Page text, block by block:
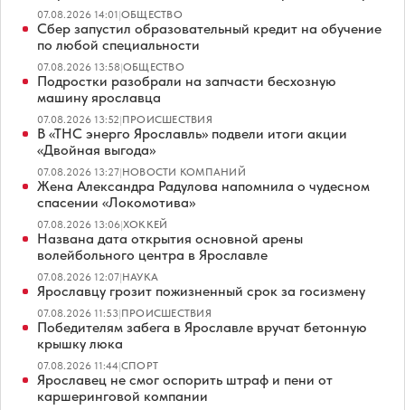
07.08.2026 14:01|ОБЩЕСТВО
Сбер запустил образовательный кредит на обучение
по любой специальности
07.08.2026 13:58|ОБЩЕСТВО
Подростки разобрали на запчасти бесхозную
машину ярославца
07.08.2026 13:52|ПРОИСШЕСТВИЯ
В «ТНС энерго Ярославль» подвели итоги акции
«Двойная выгода»
07.08.2026 13:27|НОВОСТИ КОМПАНИЙ
Жена Александра Радулова напомнила о чудесном
спасении «Локомотива»
07.08.2026 13:06|ХОККЕЙ
Названа дата открытия основной арены
волейбольного центра в Ярославле
07.08.2026 12:07|НАУКА
Ярославцу грозит пожизненный срок за госизмену
07.08.2026 11:53|ПРОИСШЕСТВИЯ
Победителям забега в Ярославле вручат бетонную
крышку люка
07.08.2026 11:44|СПОРТ
Ярославец не смог оспорить штраф и пени от
каршеринговой компании